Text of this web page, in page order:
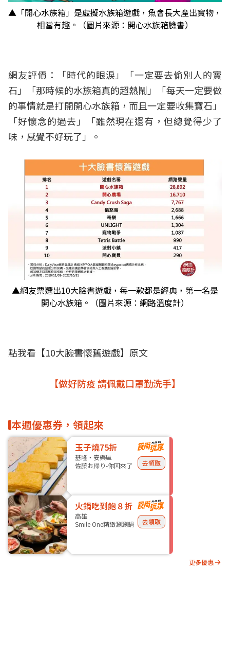
▲「開心水族箱」是虛擬水族箱遊戲，魚會長大產出寶物，
相當有趣。（圖片來源：開心水族箱臉書）
網友評價：「時代的眼淚」「一定要去偷別人的寶
石」「那時候的水族箱真的超熱鬧」「每天一定要做
的事情就是打開開心水族箱，而且一定要收集寶石」
「好懷念的過去」「雖然現在還有，但總覺得少了
味，感覺不好玩了」。
▲網友票選出10大臉書遊戲，每一款都是經典，第一名是
開心水族箱。（圖片來源：網路溫度計）
點我看【10大臉書懷舊遊戲】原文
【做好防疫 請佩戴口罩勤洗手】
本週優惠券，領起來
玉子燒75折
基隆・安樂區
佐藤お帰り-你回來了
去領取
火鍋吃到飽８折
高雄
Smile One精緻涮涮鍋
去領取
更多優惠